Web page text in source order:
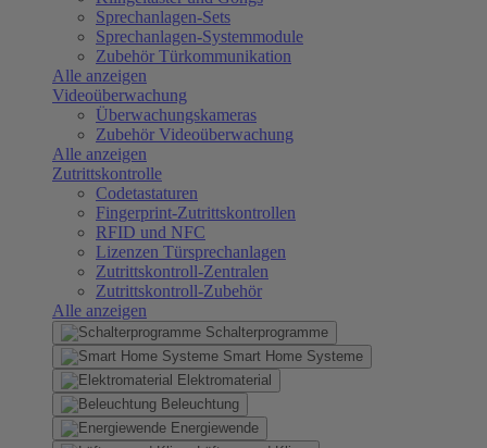
Sprechanlagen-Sets
Sprechanlagen-Systemmodule
Zubehör Türkommunikation
Alle anzeigen
Videoüberwachung
Überwachungskameras
Zubehör Videoüberwachung
Alle anzeigen
Zutrittskontrolle
Codetastaturen
Fingerprint-Zutrittskontrollen
RFID und NFC
Lizenzen Türsprechanlagen
Zutrittskontroll-Zentralen
Zutrittskontroll-Zubehör
Alle anzeigen
Schalterprogramme
Smart Home Systeme
Elektromaterial
Beleuchtung
Energiewende